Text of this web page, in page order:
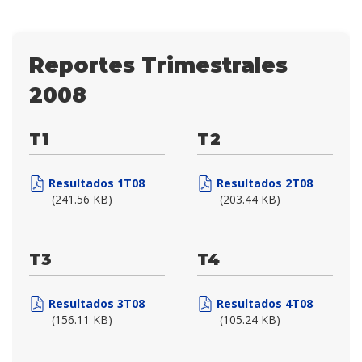
Reportes Trimestrales
2008
T1
Resultados 1T08
(241.56 KB)
T2
Resultados 2T08
(203.44 KB)
T3
Resultados 3T08
(156.11 KB)
T4
Resultados 4T08
(105.24 KB)